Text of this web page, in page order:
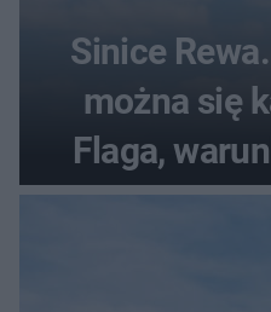
Sinice
można się
Flaga,